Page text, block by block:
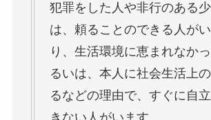
犯罪をした人や非行のある
は、頼ることのできる人が
り、生活環境に恵まれなか
るいは、本人に社会生活上
るなどの理由で、すぐに自